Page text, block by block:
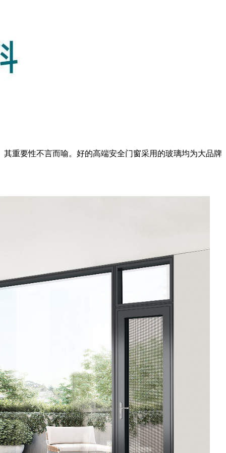
重要性不言而喻。好的高端安全门窗采用的玻璃均为大品牌